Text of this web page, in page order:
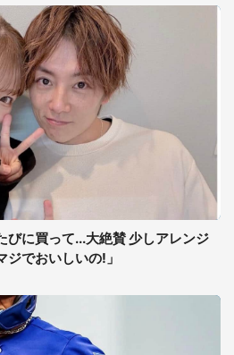
びに買って...大絶賛 少しアレンジ
でおいしいの!」